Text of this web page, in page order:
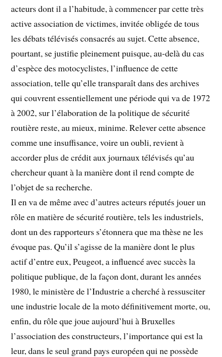
acteurs dont il a l’habitude, à commencer par cette très
active association de victimes, invitée obligée de tous
les débats télévisés consacrés au sujet. Cette absence,
pourtant, se justifie pleinement puisque, au-delà du cas
d’espèce des motocyclistes, l’influence de cette
association, telle qu’elle transparaît dans des archives
qui couvrent essentiellement une période qui va de 1972
à 2002, sur l’élaboration de la politique de sécurité
routière reste, au mieux, minime. Relever cette absence
comme une insuffisance, voire un oubli, revient à
accorder plus de crédit aux journaux télévisés qu’au
chercheur quant à la manière dont il rend compte de
l’objet de sa recherche.
Il en va de même avec d’autres acteurs réputés jouer un
rôle en matière de sécurité routière, tels les industriels,
dont un des rapporteurs s’étonnera que ma thèse ne les
évoque pas. Qu’il s’agisse de la manière dont le plus
actif d’entre eux, Peugeot, a influencé avec succès la
politique publique, de la façon dont, durant les années
1980, le ministère de l’Industrie a cherché à ressusciter
une industrie locale de la moto définitivement morte, ou,
enfin, du rôle que joue aujourd’hui à Bruxelles
l’association des constructeurs, l’importance qui est la
leur, dans le seul grand pays européen qui ne possède